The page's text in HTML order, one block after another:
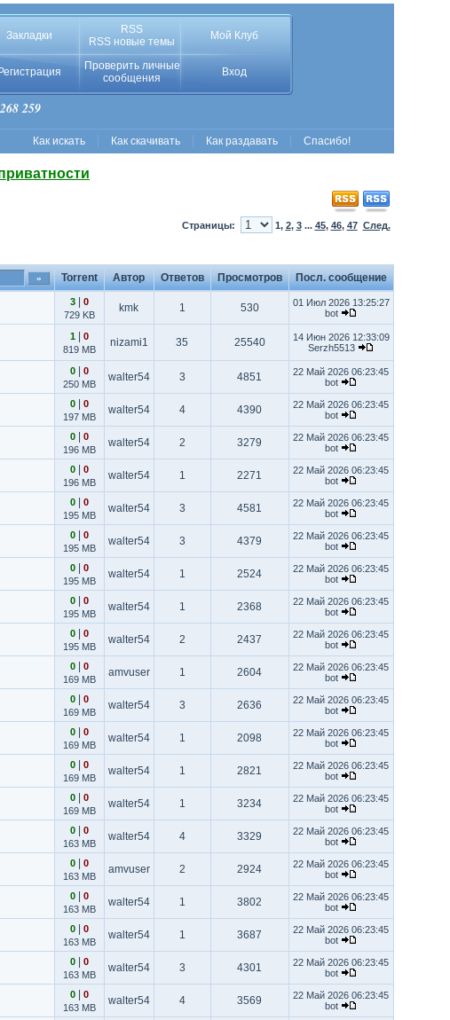
Закладки
RSS
RSS новые темы
Мой Клуб
Регистрация
Проверить личные
сообщения
Вход
259
Как искать Как скачивать Как раздавать Спасибо!
Страницы: 1, 2, 3... 45, 46, 47 След.
Torrent Автор Ответов Просмотров Посл. сообщение
3|
0
729 KB
kmk 1 530
01 Июл 2026 13:25:27
bot
1|
0
819 MB
nizami1 35 25540
14 Июн 2026 12:33:09
Serzh5513
0|
0
250 MB
walter54 3 4851
22 Май 2026 06:23:45
bot
0|
0
197 MB
walter54 4 4390
22 Май 2026 06:23:45
bot
0|
0
196 MB
walter54 2 3279
22 Май 2026 06:23:45
bot
0|
0
196 MB
walter54 1 2271
22 Май 2026 06:23:45
bot
0|
0
195 MB
walter54 3 4581
22 Май 2026 06:23:45
bot
0|
0
195 MB
walter54 3 4379
22 Май 2026 06:23:45
bot
0|
0
195 MB
walter54 1 2524
22 Май 2026 06:23:45
bot
0|
0
195 MB
walter54 1 2368
22 Май 2026 06:23:45
bot
0|
0
195 MB
walter54 2 2437
22 Май 2026 06:23:45
bot
0|
0
169 MB
amvuser 1 2604
22 Май 2026 06:23:45
bot
0|
0
169 MB
walter54 3 2636
22 Май 2026 06:23:45
bot
0|
0
169 MB
walter54 1 2098
22 Май 2026 06:23:45
bot
0|
0
169 MB
walter54 1 2821
22 Май 2026 06:23:45
bot
0|
0
169 MB
walter54 1 3234
22 Май 2026 06:23:45
bot
0|
0
163 MB
walter54 4 3329
22 Май 2026 06:23:45
bot
0|
0
163 MB
amvuser 2 2924
22 Май 2026 06:23:45
bot
0|
0
163 MB
walter54 1 3802
22 Май 2026 06:23:45
bot
0|
0
163 MB
walter54 1 3687
22 Май 2026 06:23:45
bot
0|
0
163 MB
walter54 3 4301
22 Май 2026 06:23:45
bot
0|
0
163 MB
walter54 4 3569
22 Май 2026 06:23:45
bot